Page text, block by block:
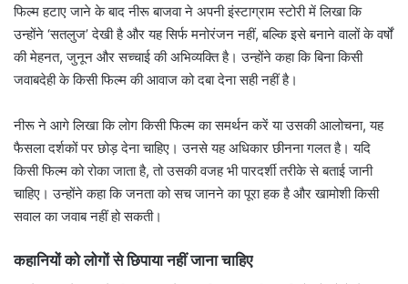
फिल्म हटाए जाने के बाद नीरू बाजवा ने अपनी इंस्टाग्राम स्टोरी में लिखा कि
उन्होंने ‘सतलुज’ देखी है और यह सिर्फ मनोरंजन नहीं, बल्कि इसे बनाने वालों के वर्षों
की मेहनत, जुनून और सच्चाई की अभिव्यक्ति है। उन्होंने कहा कि बिना किसी
जवाबदेही के किसी फिल्म की आवाज को दबा देना सही नहीं है।
नीरू ने आगे लिखा कि लोग किसी फिल्म का समर्थन करें या उसकी आलोचना, यह
फैसला दर्शकों पर छोड़ देना चाहिए। उनसे यह अधिकार छीनना गलत है। यदि
किसी फिल्म को रोका जाता है, तो उसकी वजह भी पारदर्शी तरीके से बताई जानी
चाहिए। उन्होंने कहा कि जनता को सच जानने का पूरा हक है और खामोशी किसी
सवाल का जवाब नहीं हो सकती।
कहानियों को लोगों से छिपाया नहीं जाना चाहिए